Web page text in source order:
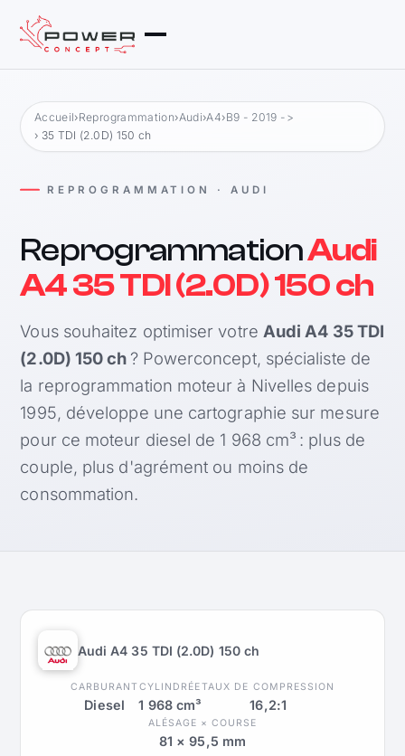
Accueil›Reprogrammation›Audi›A4›B9 - 2019 ->
› 35 TDI (2.0D) 150 ch
REPROGRAMMATION · AUDI
ReprogrammationAudi
A4 35 TDI (2.0D) 150 ch
Vous souhaitez optimiser votre Audi A4 35 TDI
(2.0D) 150 ch ? Powerconcept, spécialiste de
la reprogrammation moteur à Nivelles depuis
1995, développe une cartographie sur mesure
pour ce moteur diesel de 1 968 cm³ : plus de
couple, plus d'agrément ou moins de
consommation.
Audi A4 35 TDI (2.0D) 150 ch
CARBURANT
Diesel
CYLINDRÉE
1 968 cm³
TAUX DE COMPRESSION
16,2:1
ALÉSAGE × COURSE
81 × 95,5 mm